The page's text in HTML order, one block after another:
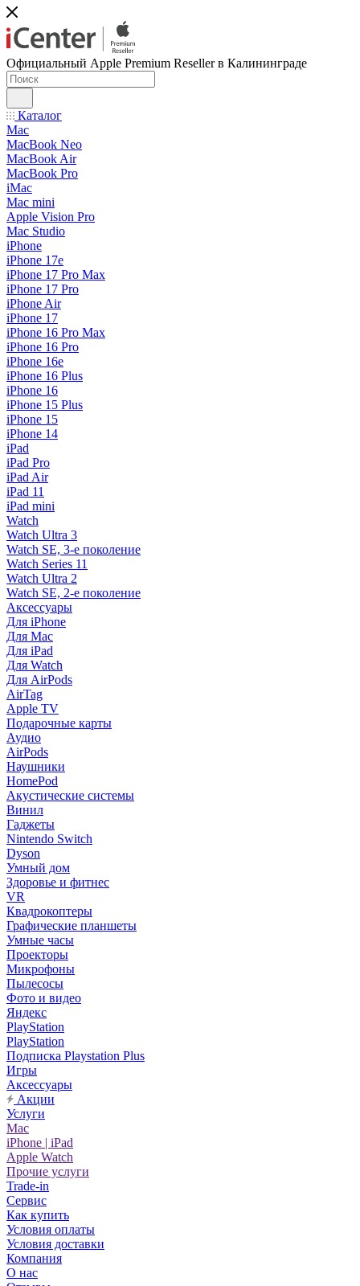
Официальный Apple Premium Reseller в Калининграде
Каталог
Mac
MacBook Neo
MacBook Air
MacBook Pro
iMac
Mac mini
Apple Vision Pro
Mac Studio
iPhone
iPhone 17e
iPhone 17 Pro Max
iPhone 17 Pro
iPhone Air
iPhone 17
iPhone 16 Pro Max
iPhone 16 Pro
iPhone 16e
iPhone 16 Plus
iPhone 16
iPhone 15 Plus
iPhone 15
iPhone 14
iPad
iPad Pro
iPad Air
iPad 11
iPad mini
Watch
Watch Ultra 3
Watch SE, 3-е поколение
Watch Series 11
Watch Ultra 2
Watch SE, 2-е поколение
Аксессуары
Для iPhone
Для Mac
Для iPad
Для Watch
Для AirPods
AirTag
Apple TV
Подарочные карты
Аудио
AirPods
Наушники
HomePod
Акустические системы
Винил
Гаджеты
Nintendo Switch
Dyson
Умный дом
Здоровье и фитнес
VR
Квадрокоптеры
Графические планшеты
Умные часы
Проекторы
Микрофоны
Пылесосы
Фото и видео
Яндекс
PlayStation
PlayStation
Подписка Playstation Plus
Игры
Аксессуары
Акции
Услуги
Mac
iPhone | iPad
Apple Watch
Прочие услуги
Trade-in
Сервис
Как купить
Условия оплаты
Условия доставки
Компания
О нас